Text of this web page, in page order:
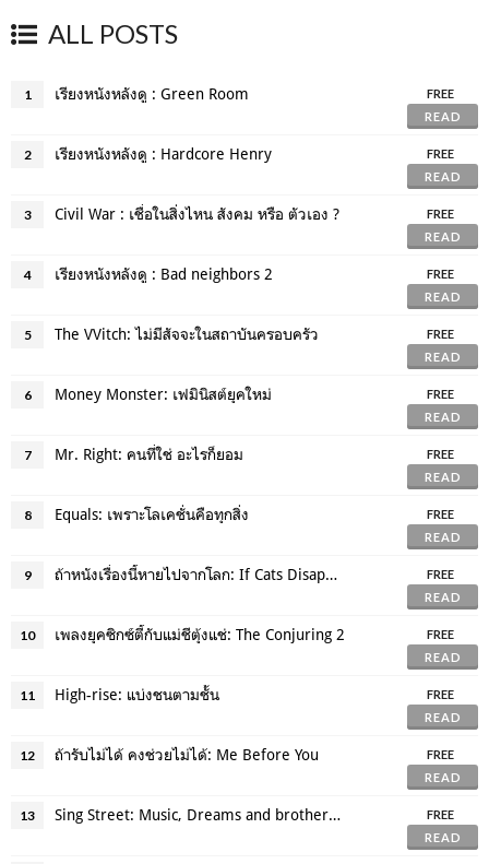
ALL POSTS
1 เรียงหนังหลังดู : Green Room
FREE
READ
2 เรียงหนังหลังดู : Hardcore Henry
FREE
READ
3 Civil War : เชื่อในสิ่งไหน สังคม หรือ ตัวเอง ?
FREE
READ
4 เรียงหนังหลังดู : Bad neighbors 2
FREE
READ
5 The VVitch: ไม่มีสัจจะในสถาบันครอบครัว
FREE
READ
6 Money Monster: เฟมินิสต์ยุคใหม่
FREE
READ
7 Mr. Right: คนที่ใช่ อะไรก็ยอม
FREE
READ
8 Equals: เพราะโลเคชั่นคือทุกสิ่ง
FREE
READ
9 ถ้าหนังเรื่องนี้หายไปจากโลก: If Cats Disappeared form the world
FREE
READ
10 เพลงยุคซิกซ์ตี้กับแม่ชีตุ้งแช่: The Conjuring 2
FREE
READ
11 High-rise: แบ่งชนตามชั้น
FREE
READ
12 ถ้ารับไม่ได้ คงช่วยไม่ได้: Me Before You
FREE
READ
13 Sing Street: Music, Dreams and brotherhood
FREE
READ